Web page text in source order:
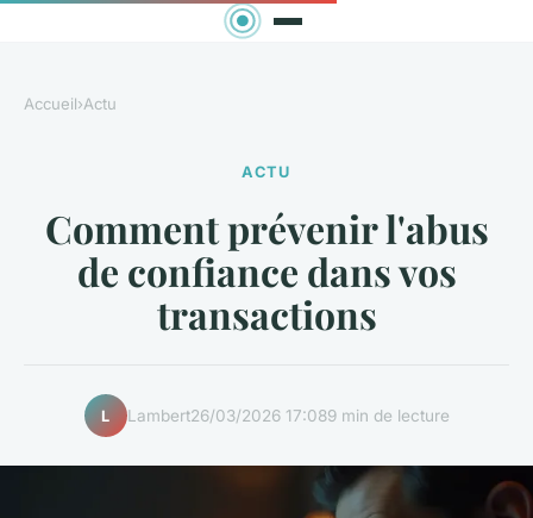
Accueil›Actu
ACTU
Comment prévenir l'abus
de confiance dans vos
transactions
L Lambert26/03/2026 17:089 min de lecture